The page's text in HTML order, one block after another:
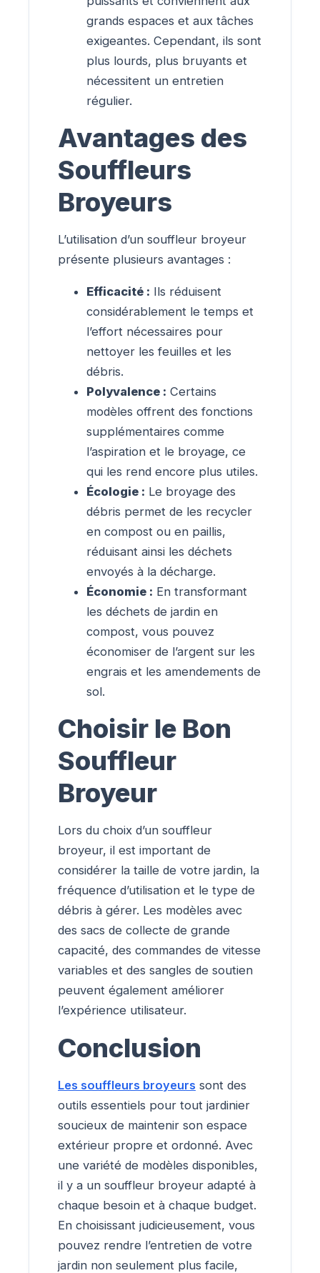
grands espaces et aux tâches
exigeantes. Cependant, ils sont
plus lourds, plus bruyants et
nécessitent un entretien
régulier.
Avantages des
Souffleurs
Broyeurs
L’utilisation d’un souffleur broyeur
présente plusieurs avantages :
Efficacité : Ils réduisent
considérablement le temps et
l’effort nécessaires pour
nettoyer les feuilles et les
débris.
Polyvalence : Certains
modèles offrent des fonctions
supplémentaires comme
l’aspiration et le broyage, ce
qui les rend encore plus utiles.
Écologie : Le broyage des
débris permet de les recycler
en compost ou en paillis,
réduisant ainsi les déchets
envoyés à la décharge.
Économie : En transformant
les déchets de jardin en
compost, vous pouvez
économiser de l’argent sur les
engrais et les amendements de
sol.
Choisir le Bon
Souffleur
Broyeur
Lors du choix d’un souffleur
broyeur, il est important de
considérer la taille de votre jardin, la
fréquence d’utilisation et le type de
débris à gérer. Les modèles avec
des sacs de collecte de grande
capacité, des commandes de vitesse
variables et des sangles de soutien
peuvent également améliorer
l’expérience utilisateur.
Conclusion
Les souffleurs broyeurs sont des
outils essentiels pour tout jardinier
soucieux de maintenir son espace
extérieur propre et ordonné. Avec
une variété de modèles disponibles,
il y a un souffleur broyeur adapté à
chaque besoin et à chaque budget.
En choisissant judicieusement, vous
pouvez rendre l’entretien de votre
jardin non seulement plus facile,